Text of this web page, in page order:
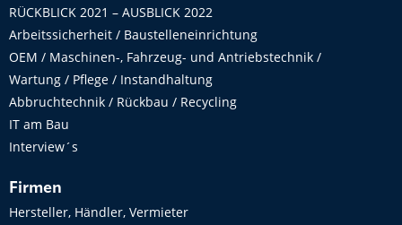
RÜCKBLICK 2021 – AUSBLICK 2022
Arbeitssicherheit / Baustelleneinrichtung
OEM / Maschinen-, Fahrzeug- und Antriebstechnik /
Wartung / Pflege / Instandhaltung
Abbruchtechnik / Rückbau / Recycling
IT am Bau
Interview´s
Firmen
Hersteller, Händler, Vermieter